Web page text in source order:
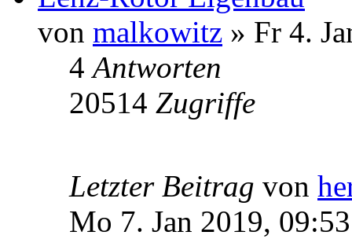
von malkowitz » Fr 4.
4Antworten
20514 Zugriffe
Letzter Beitrag von
Mo 7. Jan 2019, 09:53